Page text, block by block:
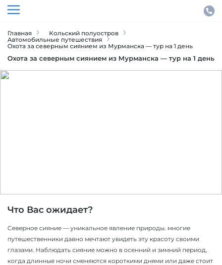
Главная
Кольский полуостров
Автомобильные путешествия
Охота за северным сиянием из Мурманска — тур на 1 день
Охота за северным сиянием из Мурманска — тур на 1 день
Что Вас ожидает?
Северное сияние — уникальное явление природы. многие
путешественники давно мечтают увидеть эту красоту своими
глазами. Наблюдать сияние можно в осенний и зимний период,
когда длинные ночи сменяются короткими днями или даже стоит